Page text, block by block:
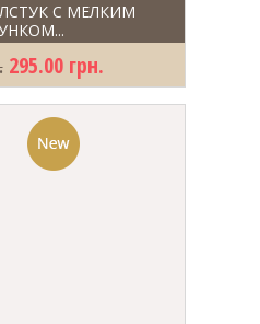
С МЕЛКИМ
295.00 грн.